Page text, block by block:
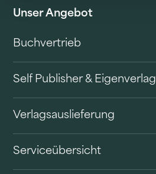
Unser Angebot
Buchvertrieb
Self Publisher & Eigenverlag
Verlagsauslieferung
Serviceübersicht